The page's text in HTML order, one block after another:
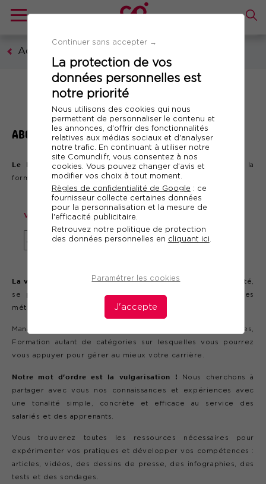
Continuer sans accepter →
La protection de vos
données personnelles est
notre priorité
Nous utilisons des cookies qui nous
permettent de personnaliser le contenu et
les annonces, d'offrir des fonctionnalités
relatives aux médias sociaux et d'analyser
notre trafic. En continuant à utiliser notre
site Comundi.fr, vous consentez à nos
cookies. Vous pouvez changer d’avis et
modifier vos choix à tout moment.
Règles de confidentialité de Google : ce
fournisseur collecte certaines données
pour la personnalisation et la mesure de
l'efficacité publicitaire.
Retrouvez notre politique de protection
des données personnelles en cliquant ici
Paramétrer les cookies
J'accepte
Accueil
ABONNEMENT NEWSLETTER
Le Mag des compétencesest un blog d'actualités lié à la
formation professionnelle.
Vous souhaitez recevoir nos actualités ?
La vocation du blog est de rebondir sur des sujets d'actualité,
se positionner sur toutes les tendances qui façonnent les
métiers et le développement des compétences.
Management, Digital, Droit, Gestion des ressources humaines,
Formation autant de catégories sur lesquelles vous pourrez
vous appuyer pour gérer au mieux votre carrière.
Notre mot d'ordre est la vulgarisation ! Nous cherchons à
partager avec vous nos connaissances et expériences avec
une tonalité simple, concrète et efficace au service des
salariés et des apprenants.
Vous trouverez toutes les ressources nécessaires pour
expérimenter vos pratiques et développer vos compétences :
articles, vidéos, des dessins de presse, des infographies, des
tests et des sondages.